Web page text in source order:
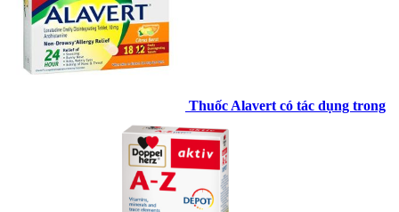
Thuốc Alavert có tác dụng trong